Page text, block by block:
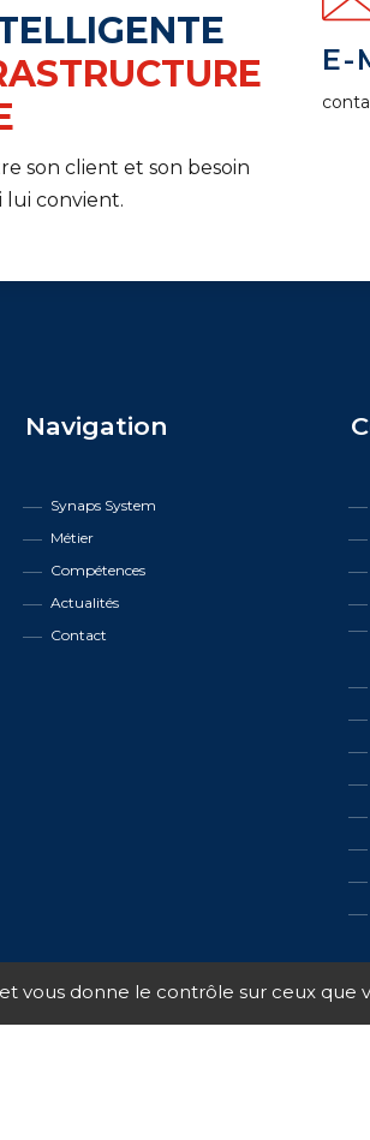
son client et son besoin
lui convient.
E-
Navigation
Synaps System
Métier
Compétences
Actualités
Contact
vous donne le contrôle sur ceux que